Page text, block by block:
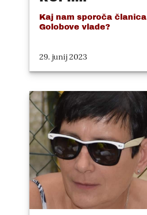
Kaj nam sporoča članica
Golobove vlade?
29. junij 2023